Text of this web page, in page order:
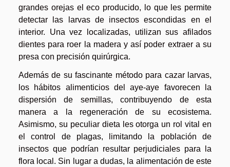
grandes orejas el eco producido, lo que les permite
detectar las larvas de insectos escondidas en el
interior. Una vez localizadas, utilizan sus afilados
dientes para roer la madera y así poder extraer a su
presa con precisión quirúrgica.
Además de su fascinante método para cazar larvas,
los hábitos alimenticios del aye-aye favorecen la
dispersión de semillas, contribuyendo de esta
manera a la regeneración de su ecosistema.
Asimismo, su peculiar dieta les otorga un rol vital en
el control de plagas, limitando la población de
insectos que podrían resultar perjudiciales para la
flora local. Sin lugar a dudas, la alimentación de este